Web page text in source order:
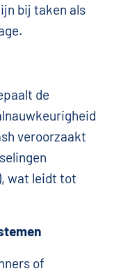
bij taken als
de
veroorzaakt
wat leidt tot
of